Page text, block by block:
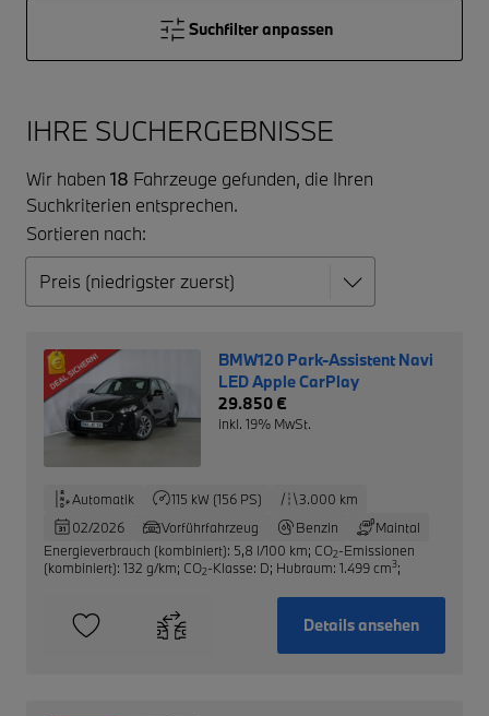
Suchfilter anpassen
IHRE SUCHERGEBNISSE
Wir haben 18 Fahrzeuge gefunden, die Ihren
Suchkriterien entsprechen.
Sortieren nach:
BMW120 Park-Assistent Navi
LED Apple CarPlay
29.850 €
inkl. 19% MwSt.
Automatik 115 kW (156 PS)
3.000 km
02/2026
Vorführfahrzeug Benzin
Maintal
Energieverbrauch (kombiniert): 5,8 l/100 km; CO2-Emissionen
(kombiniert): 132 g/km; CO2-Klasse: D; Hubraum: 1.499 cm3;
Details ansehen